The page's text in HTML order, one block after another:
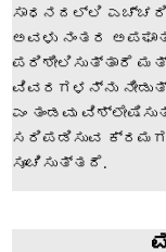
ಸಾಧನದಲ್ಲಿ
ಅವಳು ನಂತರ
ಪರಿಶೀಲಿಸುತ್ತಾರೆ
ವಿವರಗಳನ್ನು
ಎಂ ತಂಡವು
ಸರಿಪಡಿಸುವ
ಸೂಚಿಸುತ್ತದೆ.